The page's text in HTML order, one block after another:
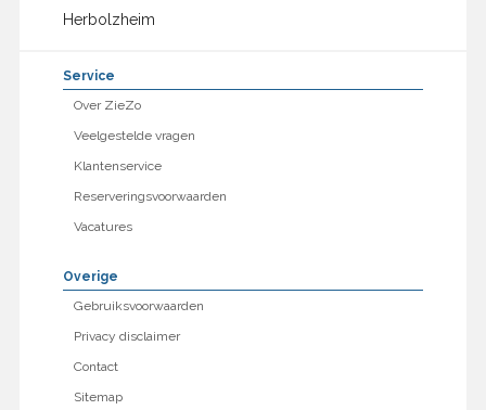
Herbolzheim
Service
Over ZieZo
Veelgestelde vragen
Klantenservice
Reserveringsvoorwaarden
Vacatures
Overige
Gebruiksvoorwaarden
Privacy disclaimer
Contact
Sitemap